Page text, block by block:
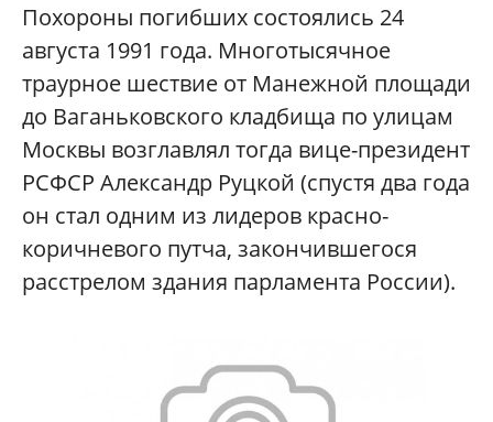
Похороны погибших состоялись 24
августа 1991 года. Многотысячное
траурное шествие от Манежной площади
до Ваганьковского кладбища по улицам
Москвы возглавлял тогда вице-президент
РСФСР Александр Руцкой (спустя два года
он стал одним из лидеров красно-
коричневого путча, закончившегося
расстрелом здания парламента России).